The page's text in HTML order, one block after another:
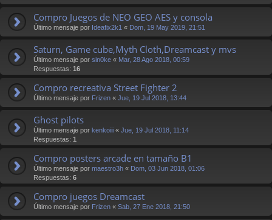
Compro Juegos de NEO GEO AES y consola
Último mensaje por Ideafix2k1 « Dom, 19 May 2019, 21:51
Saturn, Game cube,Myth Cloth,Dreamcast y mvs
Último mensaje por sin0ke « Mar, 28 Ago 2018, 00:59
Respuestas: 16
Compro recreativa Street Fighter 2
Último mensaje por Frizen « Jue, 19 Jul 2018, 13:44
Ghost pilots
Último mensaje por kenkoiii « Jue, 19 Jul 2018, 11:14
Respuestas: 1
Compro posters arcade en tamaño B1
Último mensaje por maestro3h « Dom, 03 Jun 2018, 01:06
Respuestas: 6
Compro juegos Dreamcast
Último mensaje por Frizen « Sab, 27 Ene 2018, 21:50